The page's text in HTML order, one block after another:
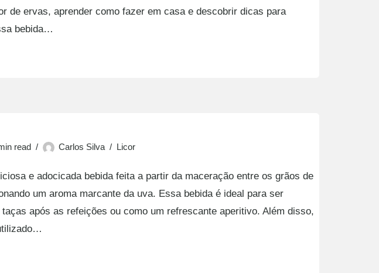
de ervas, aprender como fazer em casa e descobrir dicas para
bebida…
read Carlos Silva Licor
e adocicada bebida feita a partir da maceração entre os grãos de
um aroma marcante da uva. Essa bebida é ideal para ser
após as refeições ou como um refrescante aperitivo. Além disso,